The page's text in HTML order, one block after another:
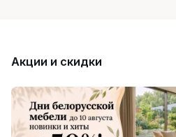
Акции и скидки